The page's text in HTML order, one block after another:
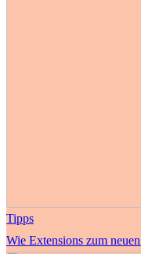
Tipps
Wie Extensions zum